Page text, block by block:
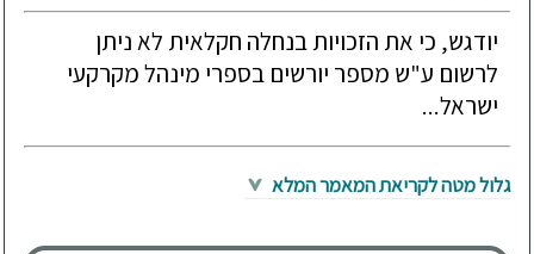
יודגש, כי את הזכויות בנחלה חקלאית לא ניתן
לרשום ע"ש מספר יורשים בספרי מינהל מקרקעי
ישראל...
גלול מטה לקריאת המאמר המלא